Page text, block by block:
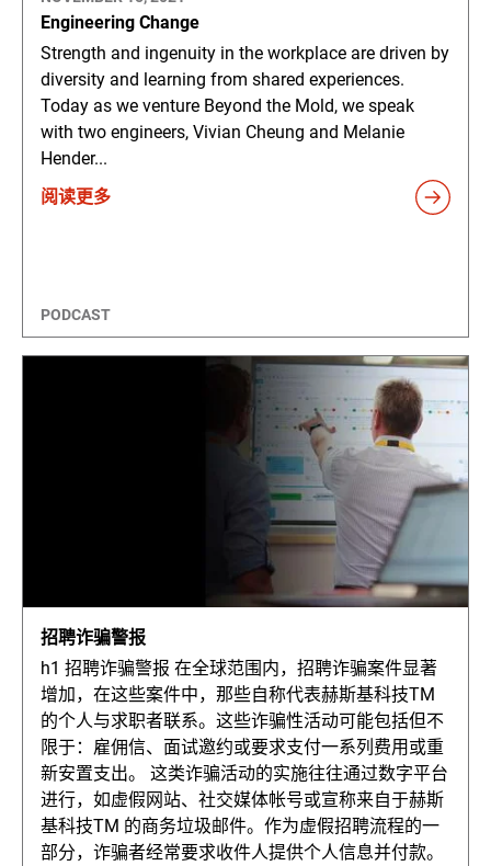
Engineering Change
Strength and ingenuity in the workplace are driven by
diversity and learning from shared experiences.
Today as we venture Beyond the Mold, we speak
with two engineers, Vivian Cheung and Melanie
Hender...
阅读更多
PODCAST
招聘诈骗警报
h1 招聘诈骗警报 在全球范围内，招聘诈骗案件显著
增加，在这些案件中，那些自称代表赫斯基科技TM
的个人与求职者联系。这些诈骗性活动可能包括但不
限于：雇佣信、面试邀约或要求支付一系列费用或重
新安置支出。 这类诈骗活动的实施往往通过数字平台
进行，如虚假网站、社交媒体帐号或宣称来自于赫斯
基科技TM 的商务垃圾邮件。作为虚假招聘流程的一
部分，诈骗者经常要求收件人提供个人信息并付款。